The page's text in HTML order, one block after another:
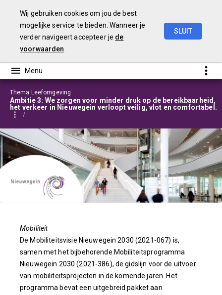
Wij gebruiken cookies om jou de best
mogelijke service te bieden. Wanneer je
verder navigeert accepteer je de
voorwaarden
SLUIT
Thema Leefomgeving
Ambitie 3: We zorgen voor minder druk op de bereikbaarheid,
het verkeer in Nieuwegein verloopt veilig, vlot en comfortabel.
Mobiliteit
De Mobiliteitsvisie Nieuwegein 2030 (2021-067) is,
samen met het bijbehorende Mobiliteitsprogramma
Nieuwegein 2030 (2021-386), de gidslijn voor de uitvoer
van mobiliteitsprojecten in de komende jaren. Het
programma bevat een uitgebreid pakket aan